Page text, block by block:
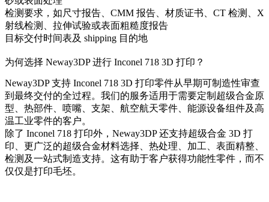
检测要求，如尺寸报告、CMM 报告、材质证书、CT 检测、X
射线检测、拉伸试验或表面粗糙度报告
目标交付时间表及 shipping 目的地
为何选择 Neway3DP 进行 Inconel 718 3D 打印？
Neway3DP 支持 Inconel 718 3D 打印零件从早期可制造性审查
到最终交付的全过程。我们的服务适用于需要定制超级合金原
型、热部件、喷嘴、支架、航空航天零件、能源设备组件及高
温工业零件的客户。
除了 Inconel 718 打印外，Neway3DP 还支持超级合金 3D 打
印 、更广泛的超级合金材料选择、热处理、加工、表面精整、
检测及一站式制造支持。这有助于客户获得功能性零件，而不
仅仅是打印毛坯。